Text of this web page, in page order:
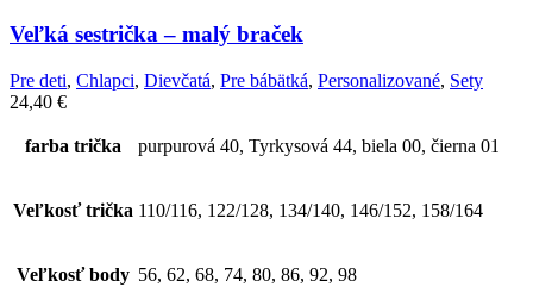
Veľká sestrička – malý braček
Pre deti, Chlapci, Dievčatá, Pre bábätká, Personalizované, Sety
24,40 €
farba trička purpurová 40, Tyrkysová 44, biela 00, čierna 01
Veľkosť trička 110/116, 122/128, 134/140, 146/152, 158/164
Veľkosť body 56, 62, 68, 74, 80, 86, 92, 98